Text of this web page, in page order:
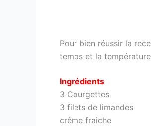
Pour bien réussir la
temps et la
Ingrédients
3 Courgettes
3 filets de limandes
crême fraiche